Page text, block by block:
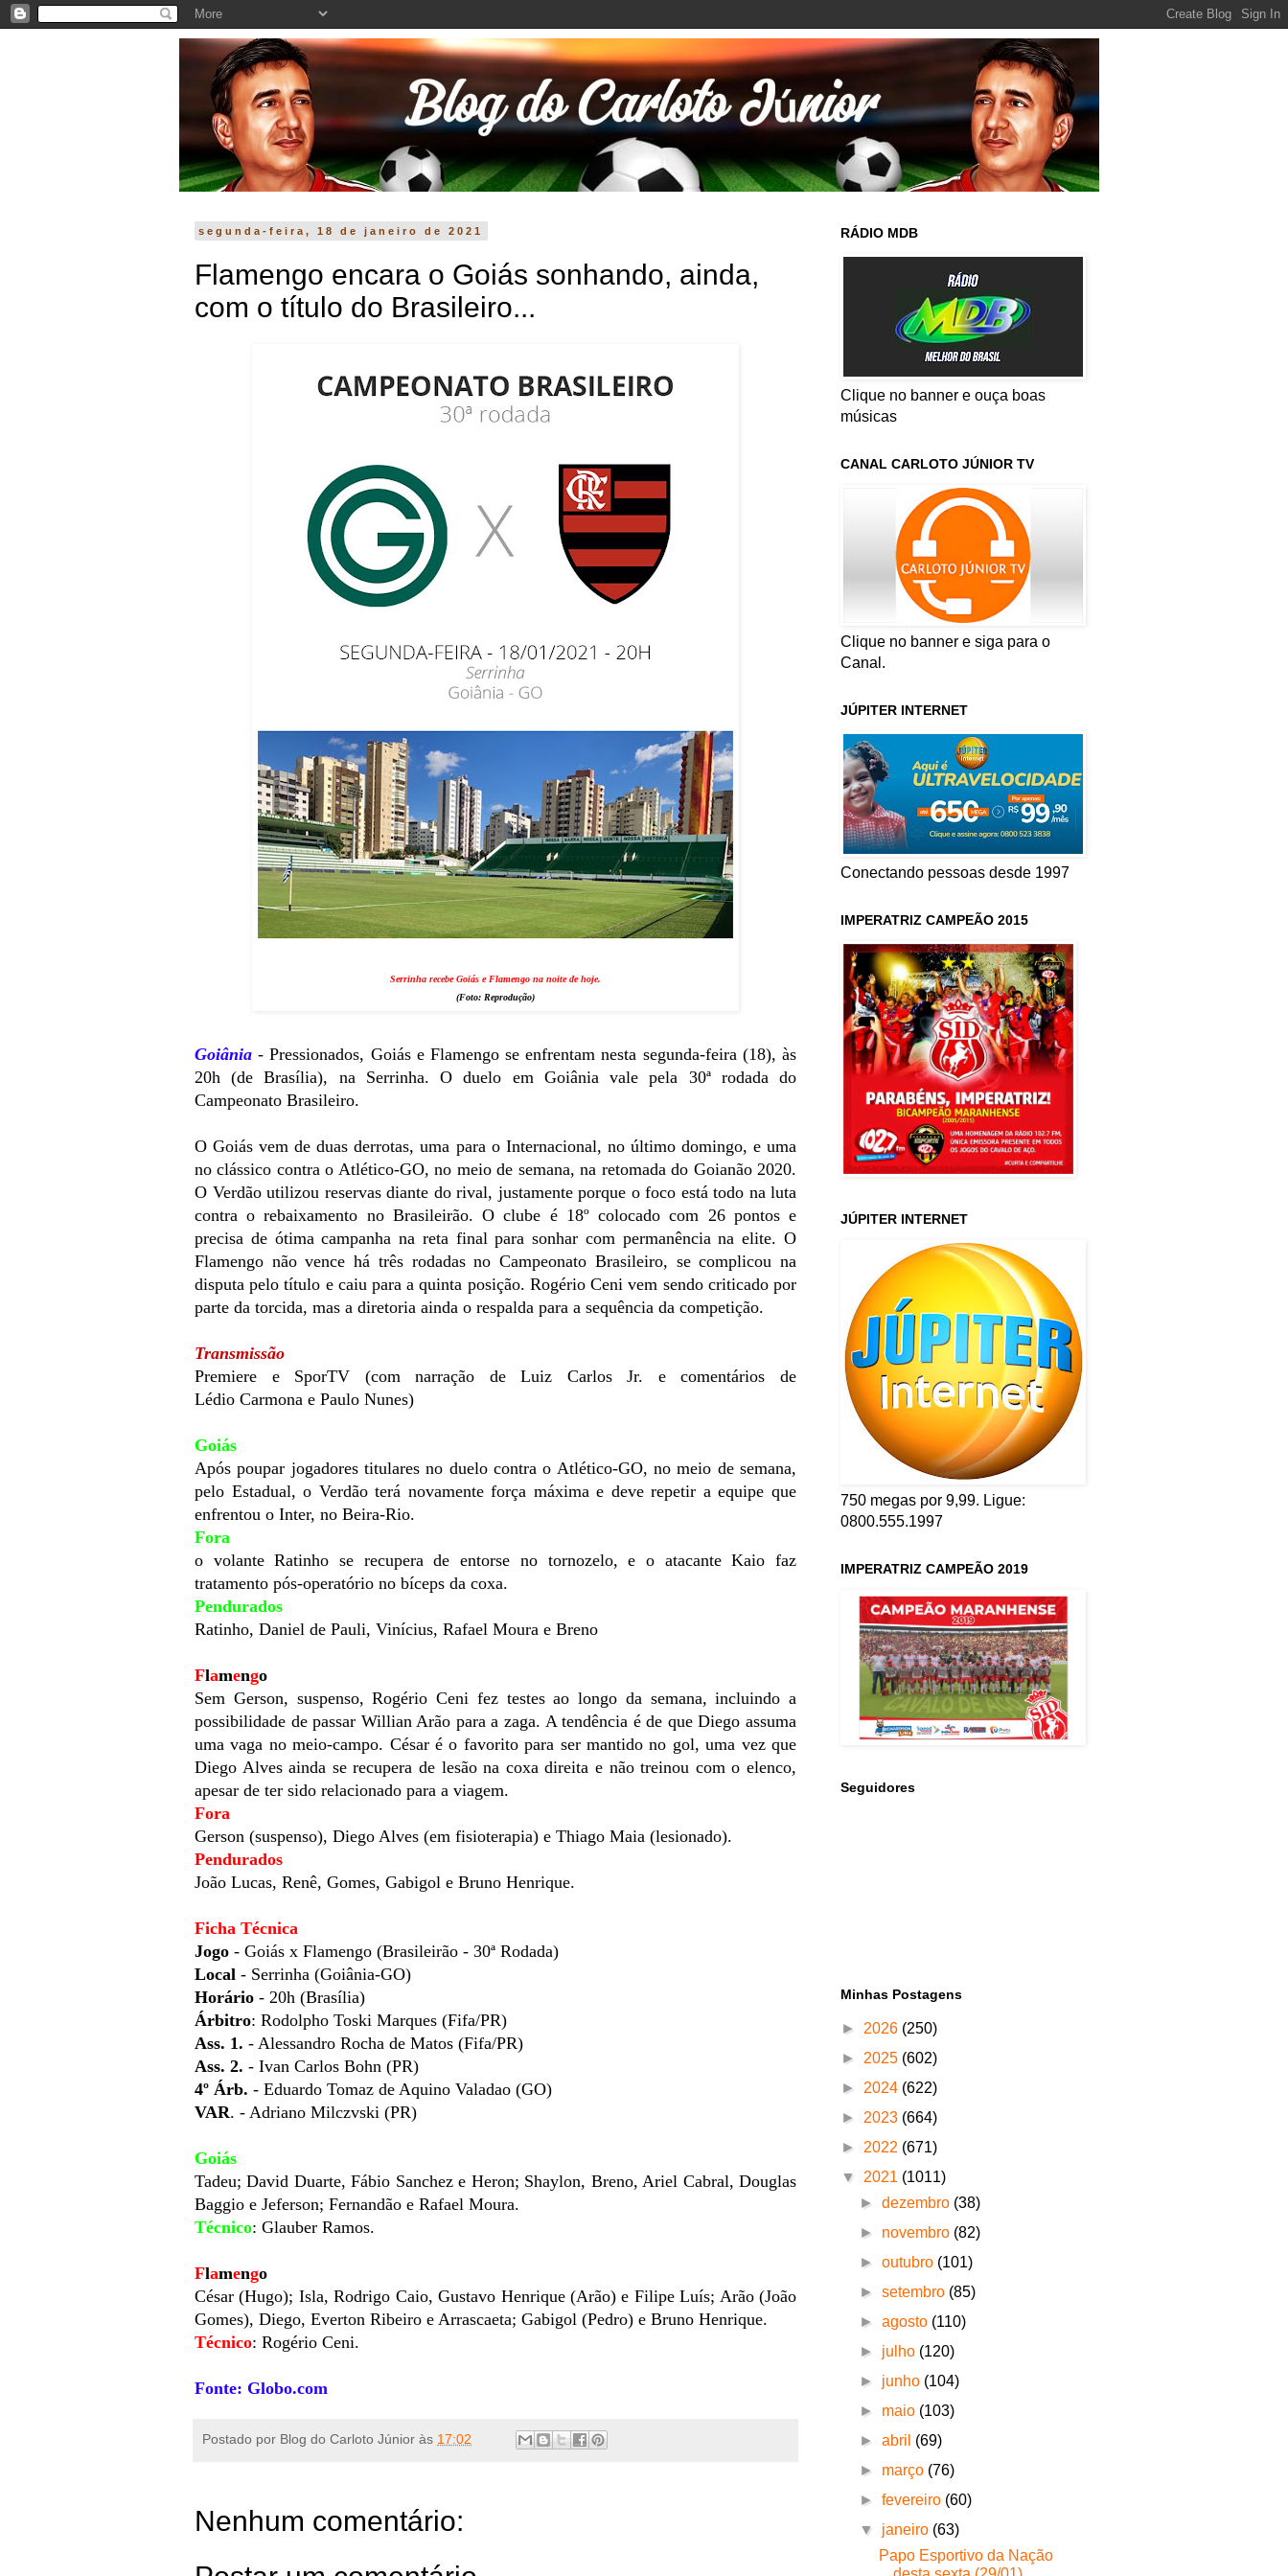
segunda-feira, 18 de janeiro de 2021
Flamengo encara o Goiás sonhando, ainda,
com o título do Brasileiro...
Serrinha recebe Goiás e Flamengo na noite de hoje.
(Foto: Reprodução)
Goiânia- Pressionados, Goiás e Flamengo se enfrentam nesta segunda-feira (18), às
20h (de Brasília), na Serrinha. O duelo em Goiânia vale pela 30ª rodada do
Campeonato Brasileiro.
O Goiás vem de duas derrotas, uma para o Internacional, no último domingo, e uma
no clássico contra o Atlético-GO, no meio de semana, na retomada do Goianão 2020.
O Verdão utilizou reservas diante do rival, justamente porque o foco está todo na luta
contra o rebaixamento no Brasileirão. O clube é 18º colocado com 26 pontos e
precisa de ótima campanha na reta final para sonhar com permanência na elite. O
Flamengo não vence há três rodadas no Campeonato Brasileiro, se complicou na
disputa pelo título e caiu para a quinta posição. Rogério Ceni vem sendo criticado por
parte da torcida, mas a diretoria ainda o respalda para a sequência da competição.
Transmissão
Premiere e SporTV (com narração de Luiz Carlos Jr. e comentários de
Lédio Carmona e Paulo Nunes)
Goiás
Após poupar jogadores titulares no duelo contra o Atlético-GO, no meio de semana,
pelo Estadual, o Verdão terá novamente força máxima e deve repetir a equipe que
enfrentou o Inter, no Beira-Rio.
Fora
o volante Ratinho se recupera de entorse no tornozelo, e o atacante Kaio faz
tratamento pós-operatório no bíceps da coxa.
Pendurados
Ratinho, Daniel de Pauli, Vinícius, Rafael Moura e Breno
Flamengo
Sem Gerson, suspenso, Rogério Ceni fez testes ao longo da semana, incluindo a
possibilidade de passar Willian Arão para a zaga. A tendência é de que Diego assuma
uma vaga no meio-campo. César é o favorito para ser mantido no gol, uma vez que
Diego Alves ainda se recupera de lesão na coxa direita e não treinou com o elenco,
apesar de ter sido relacionado para a viagem.
Fora
Gerson (suspenso), Diego Alves (em fisioterapia) e Thiago Maia (lesionado).
Pendurados
João Lucas, Renê, Gomes, Gabigol e Bruno Henrique.
Ficha Técnica
Jogo - Goiás x Flamengo (Brasileirão - 30ª Rodada)
Local - Serrinha (Goiânia-GO)
Horário - 20h (Brasília)
Árbitro: Rodolpho Toski Marques (Fifa/PR)
Ass. 1. - Alessandro Rocha de Matos (Fifa/PR)
Ass. 2. - Ivan Carlos Bohn (PR)
4º Árb. - Eduardo Tomaz de Aquino Valadao (GO)
VAR. - Adriano Milczvski (PR)
Goiás
Tadeu; David Duarte, Fábio Sanchez e Heron; Shaylon, Breno, Ariel Cabral, Douglas
Baggio e Jeferson; Fernandão e Rafael Moura.
Técnico: Glauber Ramos.
Flamengo
César (Hugo); Isla, Rodrigo Caio, Gustavo Henrique (Arão) e Filipe Luís; Arão (João
Gomes), Diego, Everton Ribeiro e Arrascaeta; Gabigol (Pedro) e Bruno Henrique.
Técnico: Rogério Ceni.
Fonte: Globo.com
Postado por Blog do Carloto Júnior às 17:02
Nenhum comentário:
RÁDIO MDB
Clique no banner e ouça boas
músicas
CANAL CARLOTO JÚNIOR TV
Clique no banner e siga para o
Canal.
JÚPITER INTERNET
Conectando pessoas desde 1997
IMPERATRIZ CAMPEÃO 2015
JÚPITER INTERNET
750 megas por 9,99. Ligue:
0800.555.1997
IMPERATRIZ CAMPEÃO 2019
Seguidores
Minhas Postagens
► 2026 (250)
► 2025 (602)
► 2024 (622)
► 2023 (664)
► 2022 (671)
▼ 2021 (1011)
►dezembro (38)
► novembro (82)
►outubro (101)
►setembro (85)
►agosto (110)
► julho (120)
► junho (104)
► maio (103)
►abril (69)
► março (76)
►fevereiro (60)
▼ janeiro (63)
Papo Esportivo da Nação